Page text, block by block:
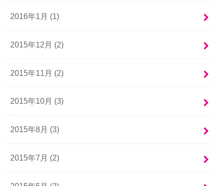
2016年1月 (1)
2015年12月 (2)
2015年11月 (2)
2015年10月 (3)
2015年8月 (3)
2015年7月 (2)